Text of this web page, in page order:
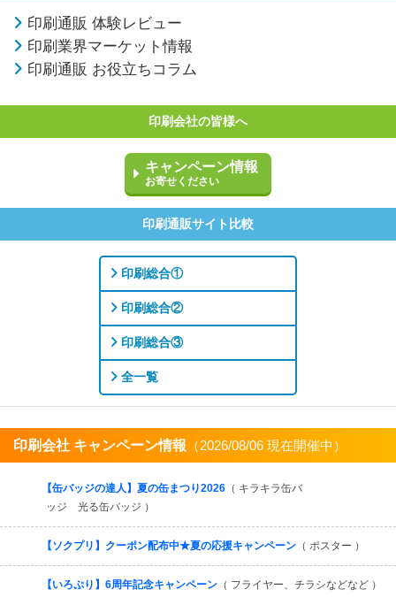
印刷通販 体験レビュー
印刷業界マーケット情報
印刷通販 お役立ちコラム
印刷会社の皆様へ
キャンペーン情報
お寄せください
印刷通販サイト比較
印刷総合①
印刷総合②
印刷総合③
全一覧
印刷会社 キャンペーン情報 （2026/08/06 現在開催中）
【缶バッジの達人】夏の缶まつり2026 （ キラキラ缶バ
ッジ 光る缶バッジ ）
【ソクプリ】クーポン配布中★夏の応援キャンペーン （ ポスター ）
【いろぷり】6周年記念キャンペーン （ フライヤー、チラシなどなど ）